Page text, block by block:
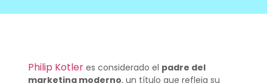
Philip Kotleres considerado el padre del
marketing moderno, un título que refleja su